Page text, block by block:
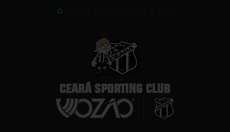
CEARÁ SPORTING CLUB